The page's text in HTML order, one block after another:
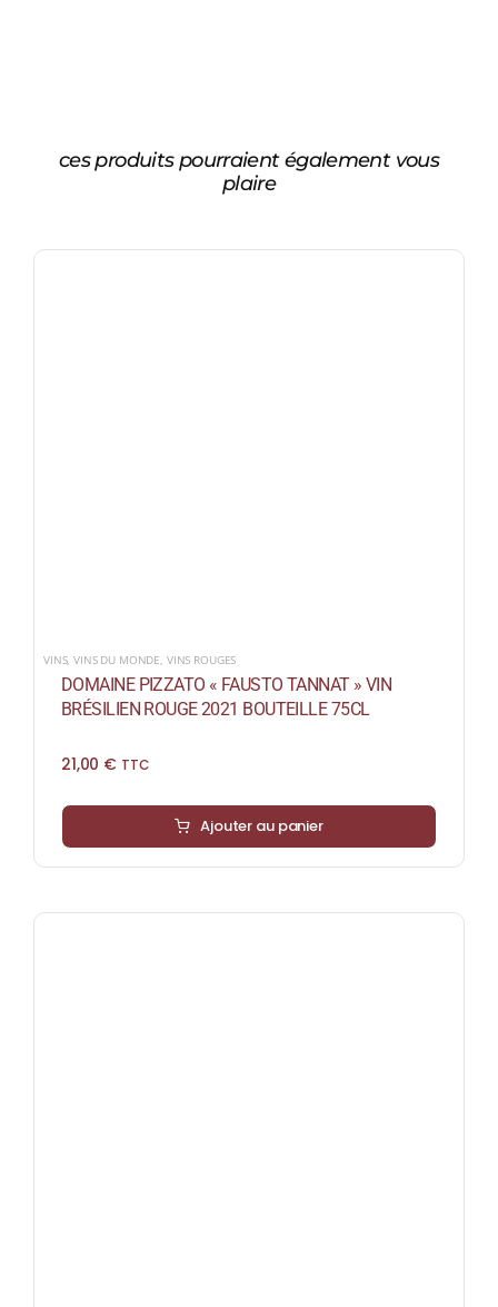
ces produits pourraient également vous
plaire
VINS,VINS DU MONDE VINS ROUGES
DOMAINE PIZZATO « FAUSTO TANNAT » VIN
BRÉSILIEN ROUGE 2021 BOUTEILLE 75CL
21,00 € TTC
Ajouter au panier